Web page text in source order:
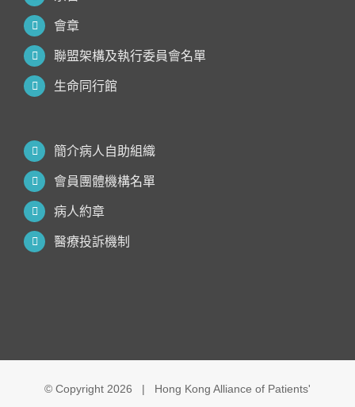
會章
聯盟架構及執行委員會名單
生命同行館
簡介病人自助組織
會員團體機構名單
病人約章
醫療投訴機制
© Copyright 2026 | Hong Kong Alliance of Patients'